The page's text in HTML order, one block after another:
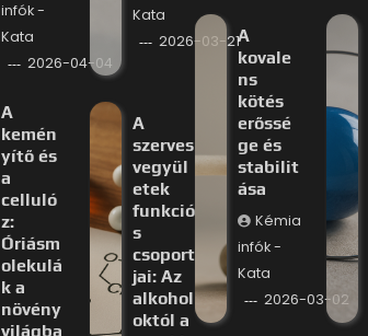
infók -
Kata
2026-04-04
Kata
2026-03-21
A
kemén
yítő és
a
celluló
z:
Óriásm
olekulá
k a
növény
világba
A
szerves
vegyül
etek
funkció
s
csoport
jai: Az
alkohol
októl a
A
kovale
ns
kötés
erőssé
ge és
stabilit
ása
Kémia
infók -
Kata
2026-03-02